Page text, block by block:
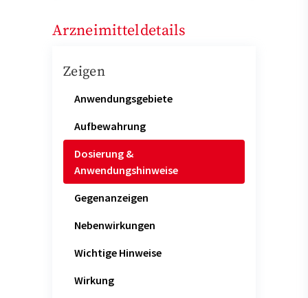
Arzneimitteldetails
Zeigen
Anwendungsgebiete
Aufbewahrung
Dosierung &
Anwendungshinweise
Gegenanzeigen
Nebenwirkungen
Wichtige Hinweise
Wirkung